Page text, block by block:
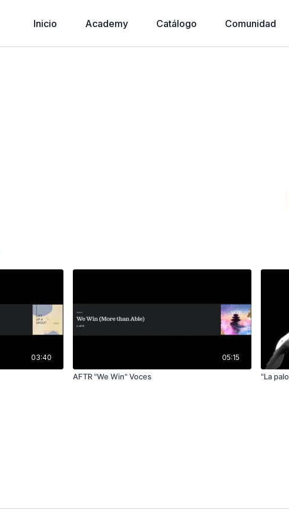
Inicio Academy Catálogo Comunidad
03:40 05:15
AFTR "We Win" Voces "La